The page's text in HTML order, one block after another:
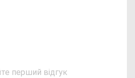
перший відгук